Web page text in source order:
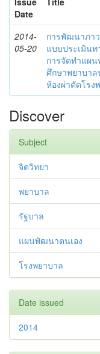
Date
2014-
05-20
การพัฒนาภา
แบบประเมินท
การจัดทำแผ
ศึกษาพยาบา
ห้องผ่าตัดโรง
Discover
Subject
จิตวิทยา
พยาบาล
รัฐบาล
แผนพัฒนาตนเอง
โรงพยาบาล
Date issued
2014